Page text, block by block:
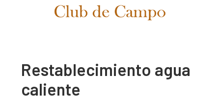
Restablecimiento agua
caliente